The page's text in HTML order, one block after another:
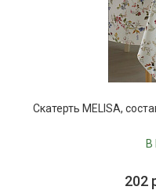
Скатерть MELISA,
202